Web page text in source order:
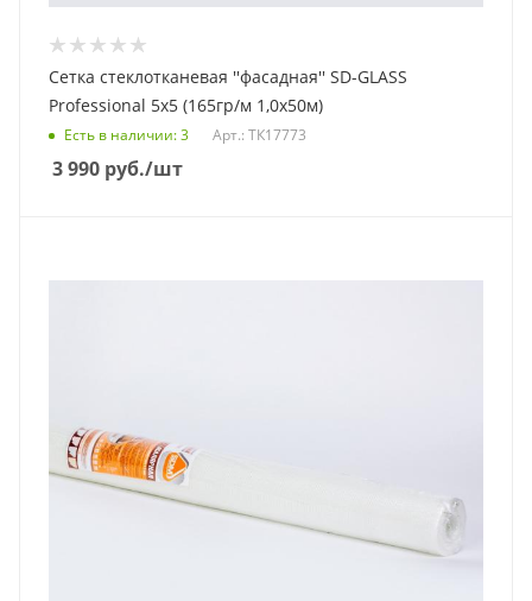
Сетка стеклотканевая ''фасадная'' SD-GLASS
Professional 5х5 (165гр/м 1,0х50м)
Есть в наличии: 3 Арт.: ТК17773
3 990 руб./шт